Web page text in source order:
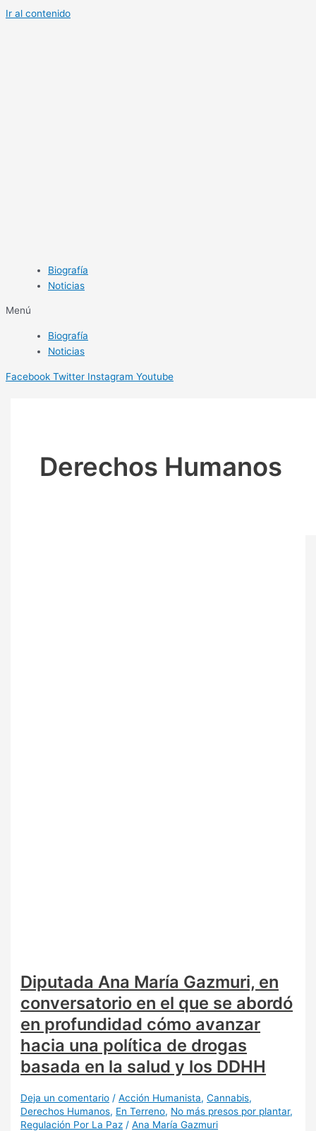
Ir al contenido
Biografía
Noticias
Menú
Biografía
Noticias
Facebook Twitter Instagram Youtube
Derechos Humanos
Diputada Ana María Gazmuri, en
conversatorio en el que se abordó
en profundidad cómo avanzar
hacia una política de drogas
basada en la salud y los DDHH
Deja un comentario /Acción Humanista,Cannabis,
Derechos Humanos, En Terreno, No más presos por plantar,
Regulación Por La Paz /Ana María Gazmuri